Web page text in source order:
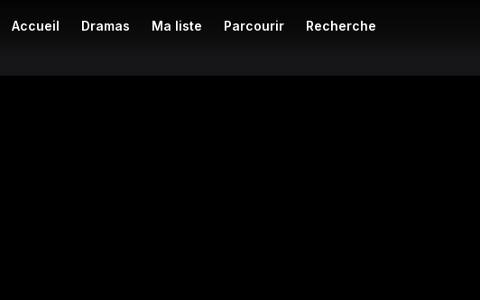
Accueil Dramas Ma liste Parcourir Recherche